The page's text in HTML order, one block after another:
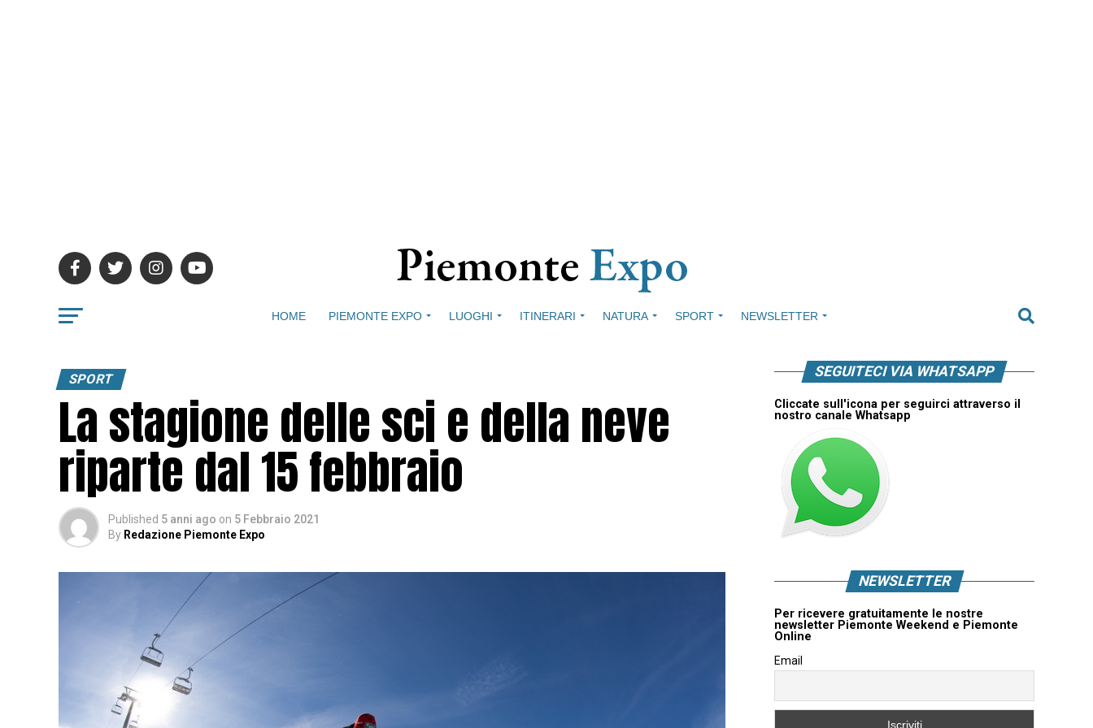
HOME PIEMONTE EXPO LUOGHI ITINERARI NATURA SPORT NEWSLETTER
SPORT
La stagione delle sci e della neve
riparte dal 15 febbraio
Published 5 anni ago on 5 Febbraio 2021
By Redazione Piemonte Expo
SEGUITECI VIA WHATSAPP
Cliccate sull'icona per seguirci attraverso il
nostro canale Whatsapp
NEWSLETTER
Per ricevere gratuitamente le nostre
newsletter Piemonte Weekend e Piemonte
Online
Email